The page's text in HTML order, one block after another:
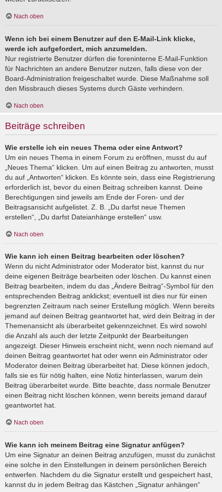
Nach oben
Wenn ich bei einem Benutzer auf den E-Mail-Link klicke,
werde ich aufgefordert, mich anzumelden.
Nur registrierte Benutzer dürfen die foreninterne E-Mail-Funktion
für Nachrichten an andere Benutzer nutzen, falls diese von der
Board-Administration freigeschaltet wurde. Diese Maßnahme soll
den Missbrauch dieses Systems durch Gäste verhindern.
Nach oben
Beiträge schreiben
Wie erstelle ich ein neues Thema oder eine Antwort?
Um ein neues Thema in einem Forum zu eröffnen, musst du auf
„Neues Thema“ klicken. Um auf einen Beitrag zu antworten, musst
du auf „Antworten“ klicken. Es könnte sein, dass eine Registrierung
erforderlich ist, bevor du einen Beitrag schreiben kannst. Deine
Berechtigungen sind jeweils am Ende der Foren- und der
Beitragsansicht aufgelistet. Z. B. „Du darfst neue Themen
erstellen“, „Du darfst Dateianhänge erstellen“ usw.
Nach oben
Wie kann ich einen Beitrag bearbeiten oder löschen?
Wenn du nicht Administrator oder Moderator bist, kannst du nur
deine eigenen Beiträge bearbeiten oder löschen. Du kannst einen
Beitrag bearbeiten, indem du das „Ändere Beitrag“-Symbol für den
entsprechenden Beitrag anklickst; eventuell ist dies nur für einen
begrenzten Zeitraum nach seiner Erstellung möglich. Wenn bereits
jemand auf deinen Beitrag geantwortet hat, wird dein Beitrag in der
Themenansicht als überarbeitet gekennzeichnet. Es wird sowohl
die Anzahl als auch der letzte Zeitpunkt der Bearbeitungen
angezeigt. Dieser Hinweis erscheint nicht, wenn noch niemand auf
deinen Beitrag geantwortet hat oder wenn ein Administrator oder
Moderator deinen Beitrag überarbeitet hat. Diese können jedoch,
falls sie es für nötig halten, eine Notiz hinterlassen, warum dein
Beitrag überarbeitet wurde. Bitte beachte, dass normale Benutzer
einen Beitrag nicht löschen können, wenn bereits jemand darauf
geantwortet hat.
Nach oben
Wie kann ich meinem Beitrag eine Signatur anfügen?
Um eine Signatur an deinen Beitrag anzufügen, musst du zunächst
eine solche in den Einstellungen in deinem persönlichen Bereich
entwerfen. Nachdem du die Signatur erstellt und gespeichert hast,
kannst du in jedem Beitrag das Kästchen „Signatur anhängen“